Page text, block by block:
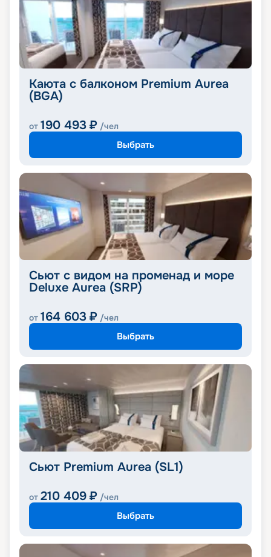
Каюта с балконом Premium Aurea
(BGA)
от 190 493 ₽ /чел
Выбрать
Сьют с видом на променад и море
Deluxe Aurea (SRP)
от 164 603 ₽ /чел
Выбрать
Сьют Premium Aurea (SL1)
от 210 409 ₽ /чел
Выбрать